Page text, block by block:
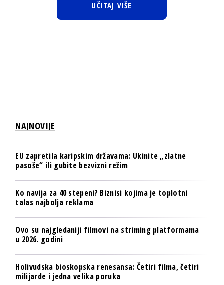
UČITAJ VIŠE
NAJNOVIJE
EU zapretila karipskim državama: Ukinite „zlatne
pasoše“ ili gubite bezvizni režim
Ko navija za 40 stepeni? Biznisi kojima je toplotni
talas najbolja reklama
Ovo su najgledaniji filmovi na striming platformama
u 2026. godini
Holivudska bioskopska renesansa: Četiri filma, četiri
milijarde i jedna velika poruka